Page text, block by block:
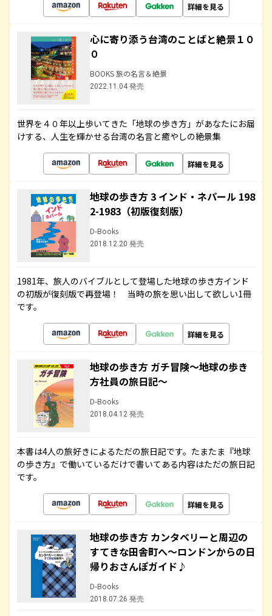
詳細を見る
心に寄り添う台湾のことばと絶景１０
０
BOOKS 旅の名言＆絶景
2022.11.04 発売
世界を４０年以上歩いてきた「地球の歩き方」があなたにお届
けする、人生を輝かせる台湾の名言と癒やしの絶景集
詳細を見る
地球の歩き方 3 インド・ネパール 198
2-1983（初版復刻版）
D-Books
2018.12.20 発売
1981年、旅人のバイブルとして登場した地球の歩き方インド
の初版が復刻版で再登場！ 当時の旅を思い出して欲しい1冊
です。
詳細を見る
地球の歩き方 ガチ冒険～地球の歩き
方社員の旅日記～
D-Books
2018.04.12 発売
本書は4人の旅好きによるただの旅日記です。たまたま『地球
の歩き方』で働いているだけで書いてある内容はただの旅日記
です。
詳細を見る
地球の歩き方 カンタベリーと周辺の
すてきな田舎町へ～ロンドンからの日
帰りおさんぽガイド♪
D-Books
2018.07.26 発売